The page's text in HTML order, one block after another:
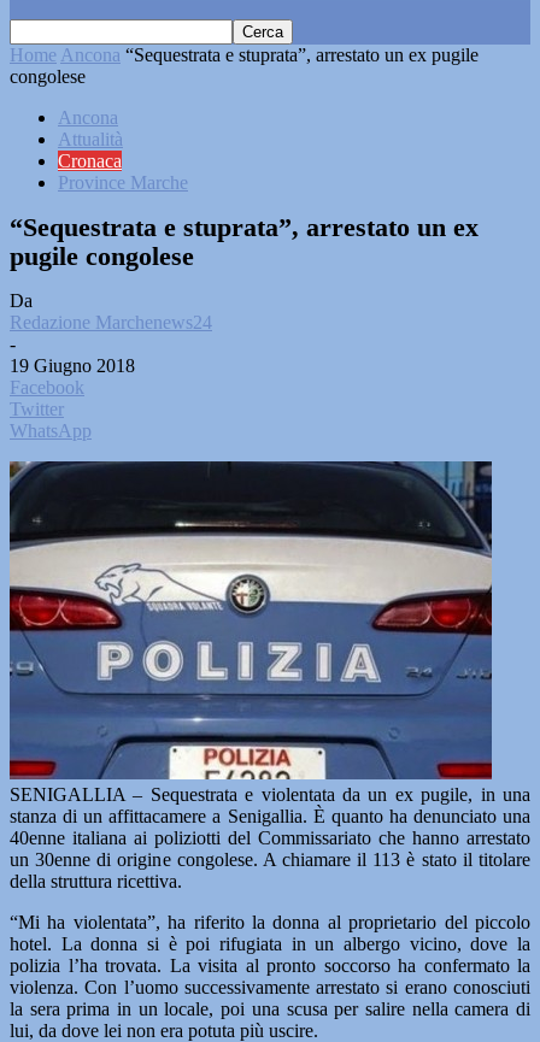
Home Ancona “Sequestrata e stuprata”, arrestato un ex pugile
congolese
Ancona
Attualità
Cronaca
Province Marche
“Sequestrata e stuprata”, arrestato un ex
pugile congolese
Da
Redazione Marchenews24
-
19 Giugno 2018
Facebook
Twitter
WhatsApp
SENIGALLIA – Sequestrata e violentata da un ex pugile, in una
stanza di un affittacamere a Senigallia. È quanto ha denunciato una
40enne italiana ai poliziotti del Commissariato che hanno arrestato
un 30enne di origine congolese. A chiamare il 113 è stato il titolare
della struttura ricettiva.
“Mi ha violentata”, ha riferito la donna al proprietario del piccolo
hotel. La donna si è poi rifugiata in un albergo vicino, dove la
polizia l’ha trovata. La visita al pronto soccorso ha confermato la
violenza. Con l’uomo successivamente arrestato si erano conosciuti
la sera prima in un locale, poi una scusa per salire nella camera di
lui, da dove lei non era potuta più uscire.